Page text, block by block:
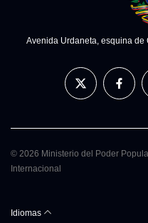
Avenida Urdaneta, esquina de
© 2026 Ministerio del Poder
Internacional
Idiomas